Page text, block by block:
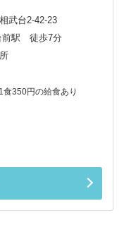
武台2-42-23
前駅 徒歩7分
食350円の給食あり